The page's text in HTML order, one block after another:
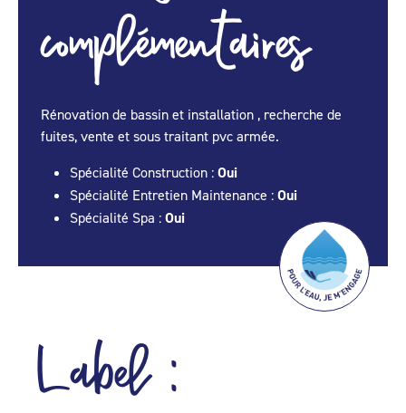
complémentaires
Rénovation de bassin et installation , recherche de
fuites, vente et sous traitant pvc armée.
Spécialité Construction : Oui
Spécialité Entretien Maintenance : Oui
Spécialité Spa : Oui
Label :